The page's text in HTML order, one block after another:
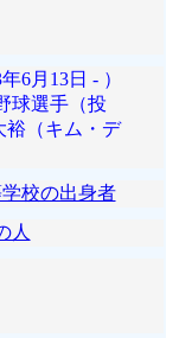
6月13日 - ）
球選手（投
裕（キム・デ
校の出身者
人